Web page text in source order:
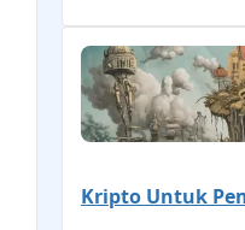
Kripto Untuk